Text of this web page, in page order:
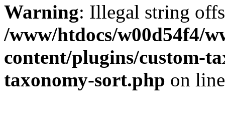
Warning: Illegal string
/www/htdocs/w00d54f4/
content/plugins/custom-
taxonomy-sort.php on